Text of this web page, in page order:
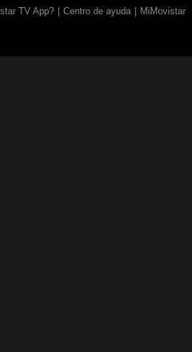
TV App? Centro de ayuda MiMovistar